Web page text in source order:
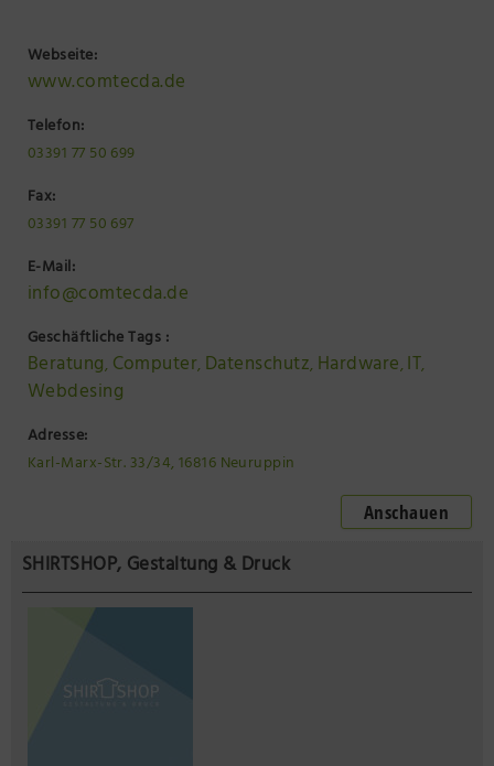
Webseite:
www.comtecda.de
Telefon:
03391 77 50 699
Fax:
03391 77 50 697
E-Mail:
info@comtecda.de
Geschäftliche Tags :
Beratung, Computer, Datenschutz, Hardware,IT,
Webdesing
Adresse:
Karl-Marx-Str. 33/34, 16816 Neuruppin
Anschauen
SHIRTSHOP, Gestaltung & Druck